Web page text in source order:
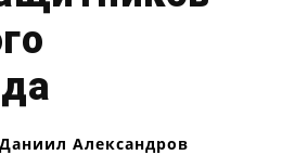
Даниил Александров